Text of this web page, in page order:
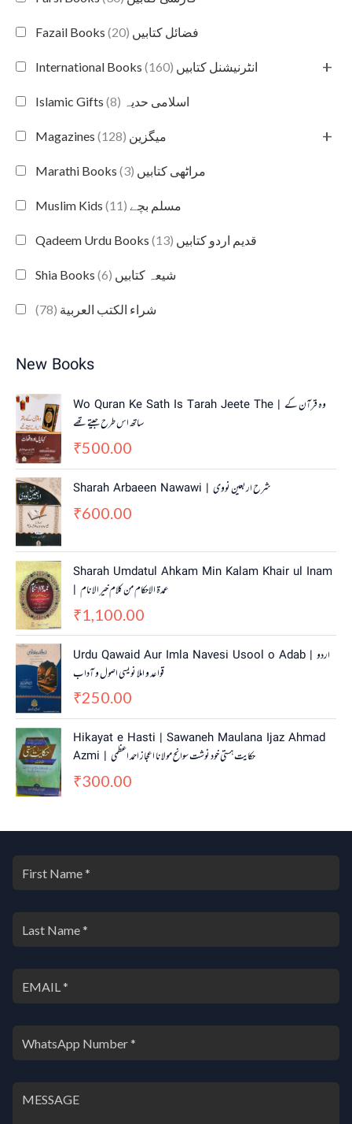
Fazail Books فضائل کتابیں (20)
International Books انٹرنیشنل کتابیں (160) +
Islamic Gifts اسلامی حدیہ (8)
Magazines میگزین (128) +
Marathi Books مراٹھی کتابیں (3)
Muslim Kids مسلم بچے (11)
Qadeem Urdu Books قدیم اردو کتابیں (13)
Shia Books شیعہ کتابیں (6)
شراء الكتب العربية (78)
New Books
Wo Quran Ke Sath Is Tarah Jeete The | وہ قرآن کے
ساتھ اس طرح جیتے تھے
₹500.00
Sharah Arbaeen Nawawi | شرح اربعین نووی
₹600.00
Sharah Umdatul Ahkam Min Kalam Khair ul Inam
| عمدۃ الاحکام من کلام خیر الانام
₹1,100.00
Urdu Qawaid Aur Imla Navesi Usool o Adab | اردو
قواعد و املا نویسی اصول و آداب
₹250.00
Hikayat e Hasti | Sawaneh Maulana Ijaz Ahmad
Azmi | حکایت ہستی خود نوشت سوانح مولانا اعجاز احمد اعظمی
₹300.00